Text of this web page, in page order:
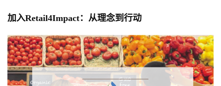
加入Retail4Impact：从理念到行动